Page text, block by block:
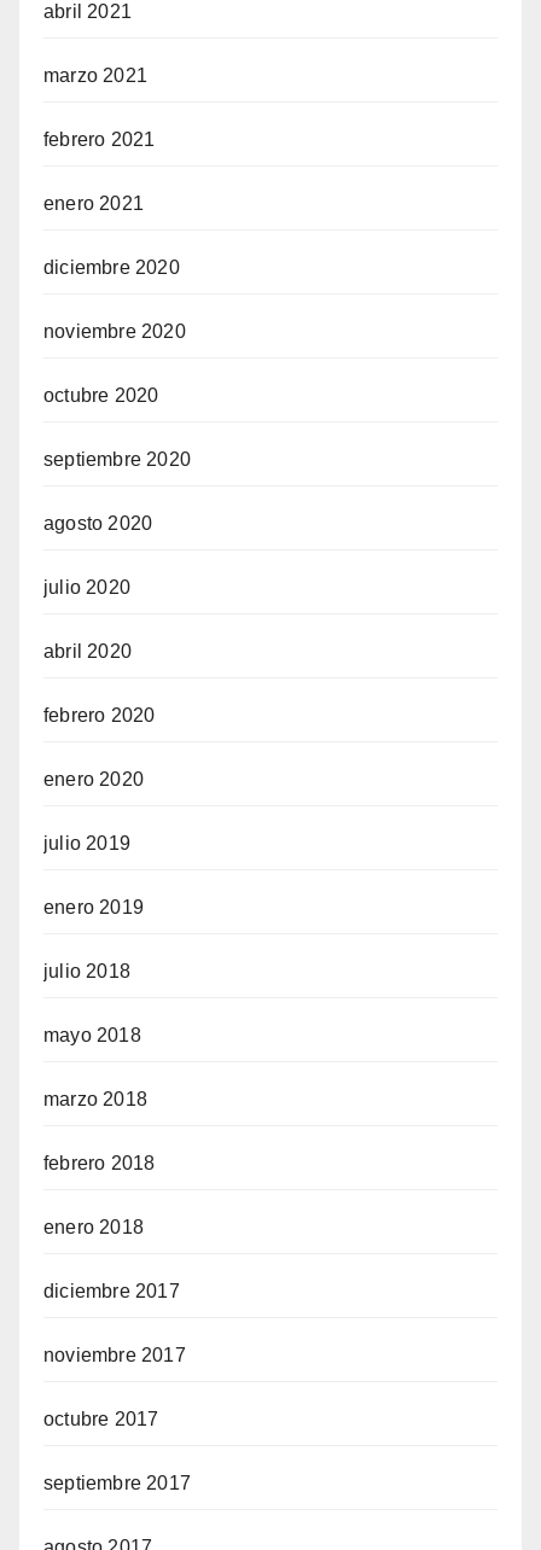
abril 2021
marzo 2021
febrero 2021
enero 2021
diciembre 2020
noviembre 2020
octubre 2020
septiembre 2020
agosto 2020
julio 2020
abril 2020
febrero 2020
enero 2020
julio 2019
enero 2019
julio 2018
mayo 2018
marzo 2018
febrero 2018
enero 2018
diciembre 2017
noviembre 2017
octubre 2017
septiembre 2017